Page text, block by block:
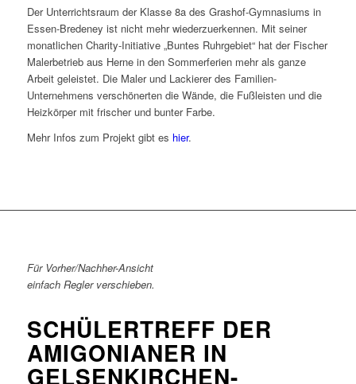
Der Unterrichtsraum der Klasse 8a des Grashof-Gymnasiums in
Essen-Bredeney ist nicht mehr wiederzuerkennen. Mit seiner
monatlichen Charity-Initiative „Buntes Ruhrgebiet“ hat der Fischer
Malerbetrieb aus Herne in den Sommerferien mehr als ganze
Arbeit geleistet. Die Maler und Lackierer des Familien-
Unternehmens verschönerten die Wände, die Fußleisten und die
Heizkörper mit frischer und bunter Farbe.
Mehr Infos zum Projekt gibt es hier.
Für Vorher/Nachher-Ansicht
einfach Regler verschieben.
SCHÜLERTREFF DER
AMIGONIANER IN
GELSENKIRCHEN-